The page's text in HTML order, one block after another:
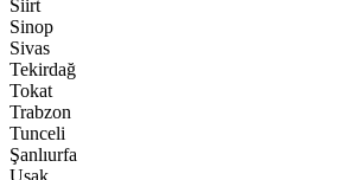
Siirt
Sinop
Sivas
Tekirdağ
Tokat
Trabzon
Tunceli
Şanlıurfa
Uşak